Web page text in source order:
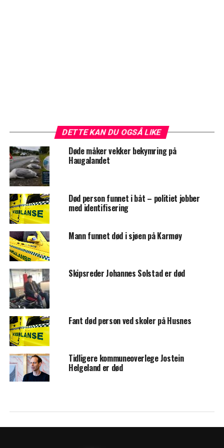
DETTE KAN DU OGSÅ LIKE
Døde måker vekker bekymring på
Haugalandet
Død person funnet i båt – politiet jobber
med identifisering
Mann funnet død i sjøen på Karmøy
Skipsreder Johannes Solstad er død
Fant død person ved skoler på Husnes
Tidligere kommuneoverlege Jostein
Helgeland er død